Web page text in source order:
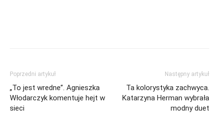
Poprzedni artykuł
„To jest wredne”. Agnieszka
Włodarczyk komentuje hejt w
sieci
Następny artykuł
Ta kolorystyka zachwyca.
Katarzyna Herman wybrała
modny duet